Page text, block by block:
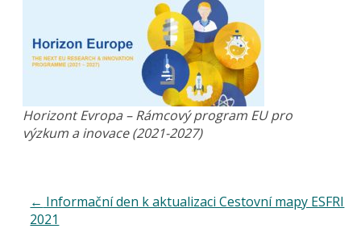
Horizont Evropa – Rámcový program EU pro
výzkum a inovace (2021-2027)
← Informační den k aktualizaci Cestovní mapy ESFRI
2021